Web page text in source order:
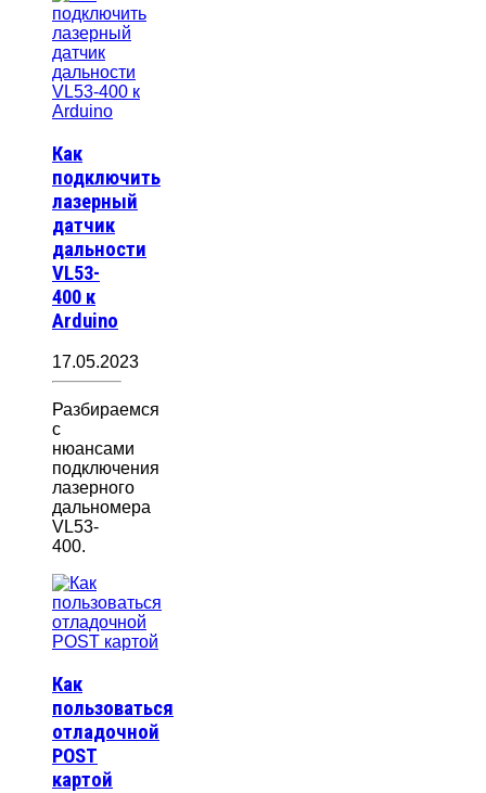
Как
подключить
лазерный
датчик
дальности
VL53-
400 к
Arduino
17.05.2023
Разбираемся
с
нюансами
подключения
лазерного
дальномера
VL53-
400.
Как
пользоваться
отладочной
POST
картой